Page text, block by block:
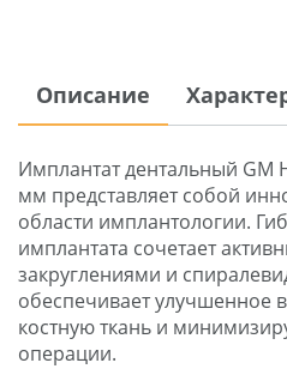
Описание
Имплантат дентальный GM
мм представляет собой
области имплантологии.
имплантата сочетает
закруглениями и
обеспечивает улучшенное
костную ткань и
операции.